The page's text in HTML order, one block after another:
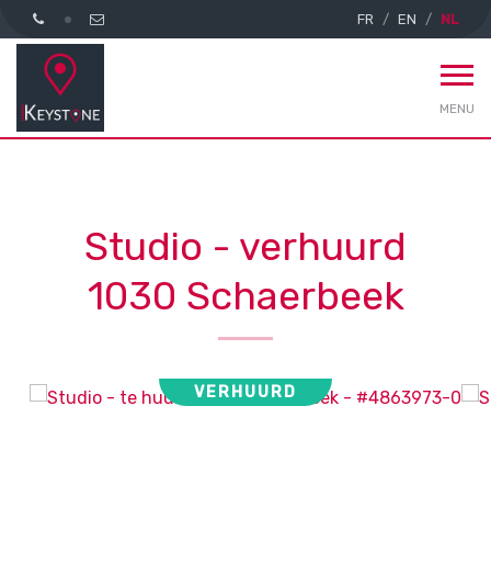
FR EN NL
MENU
Studio - verhuurd
1030 Schaerbeek
VERHUURD